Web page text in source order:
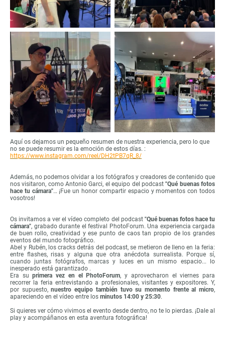
Aquí os dejamos un pequeño resumen de nuestra experiencia, pero lo que
no se puede resumir es la emoción de estos días. :
https://www.instagram.com/reel/DH2tPB7qR_8/
Además, no podemos olvidar a los fotógrafos y creadores de contenido que
nos visitaron, como Antonio Garci, el equipo del podcast"Qué buenas fotos
hace tu cámara"… ¡Fue un honor compartir espacio y momentos con todos
vosotros!
Os invitamos a ver el vídeo completo del podcast "Qué buenas fotos hace tu
cámara", grabado durante el festival PhotoForum. Una experiencia cargada
de buen rollo, creatividad y ese punto de caos tan propio de los grandes
eventos del mundo fotográfico.
Abel y Rubén, los cracks detrás del podcast, se metieron de lleno en la feria:
entre flashes, risas y alguna que otra anécdota surrealista. Porque sí,
cuando juntas fotógrafos, marcas y luces en un mismo espacio... lo
inesperado está garantizado .
Era suprimera vez en el PhotoForum, y aprovecharon el viernes para
recorrer la feria entrevistando a profesionales, visitantes y expositores. Y,
por supuesto,nuestro equipo también tuvo su momento frente al micro,
apareciendo en el vídeo entre los minutos 14:00 y 25:30.
Si quieres ver cómo vivimos el evento desde dentro, no te lo pierdas. ¡Dale al
play y acompáñanos en esta aventura fotográfica!